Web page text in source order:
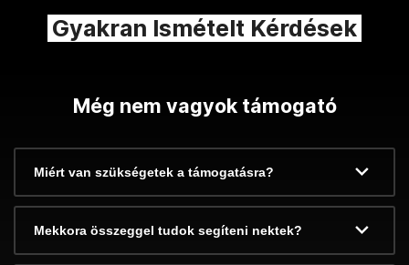
Gyakran Ismételt Kérdések
Még nem vagyok támogató
Miért van szükségetek a támogatásra?
Mekkora összeggel tudok segíteni nektek?